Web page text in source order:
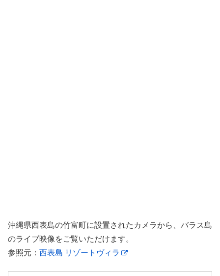
沖縄県西表島の竹富町に設置されたカメラから、バラス島
のライブ映像をご覧いただけます。
参照元： 西表島 リゾートヴィラ